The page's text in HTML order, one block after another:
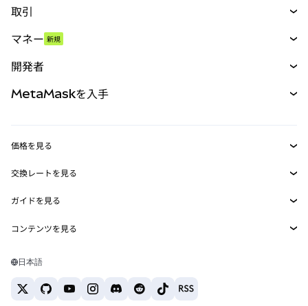
取引
パーペチュアル
RWA
マネー 新規
開発者
MetaMask Connect
Snaps
Web3サービス
MetaMaskを入手
セキュリティ
サポート
キャリア
お問い合わせ
価格を見る
イーサリアムの価格
Solanaの価格
Tetherの価格
交換レートを見る
ETH→USD
USDT→INR
BTC→INR
ETH→USDT
ガイドを見る
ETHの購入
USDTの購入
コンテンツを見る
Solanaウォレット
日本語